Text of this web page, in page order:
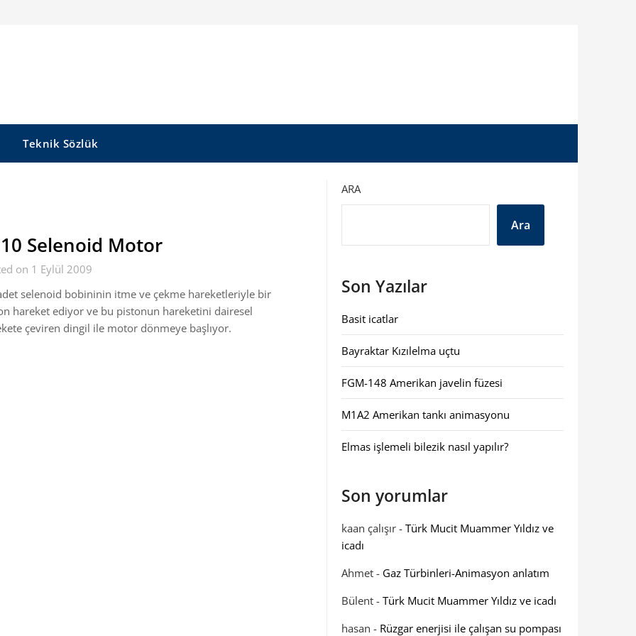
Teknik Sözlük
Selenoid Motor
on 1 Eylül 2009
selenoid bobininin itme ve çekme hareketleriyle bir
hareket ediyor ve bu pistonun hareketini dairesel
çeviren dingil ile motor dönmeye başlıyor.
ARA
Ara
Son Yazılar
Basit icatlar
Bayraktar Kızılelma uçtu
FGM-148 Amerikan javelin füzesi
M1A2 Amerikan tankı animasyonu
Elmas işlemeli bilezik nasıl yapılır?
Son yorumlar
kaan çalışır- Türk Mucit Muammer Yıldız ve
icadı
Ahmet- Gaz Türbinleri-Animasyon anlatım
Bülent- Türk Mucit Muammer Yıldız ve icadı
hasan - Rüzgar enerjisi ile çalışan su pompası